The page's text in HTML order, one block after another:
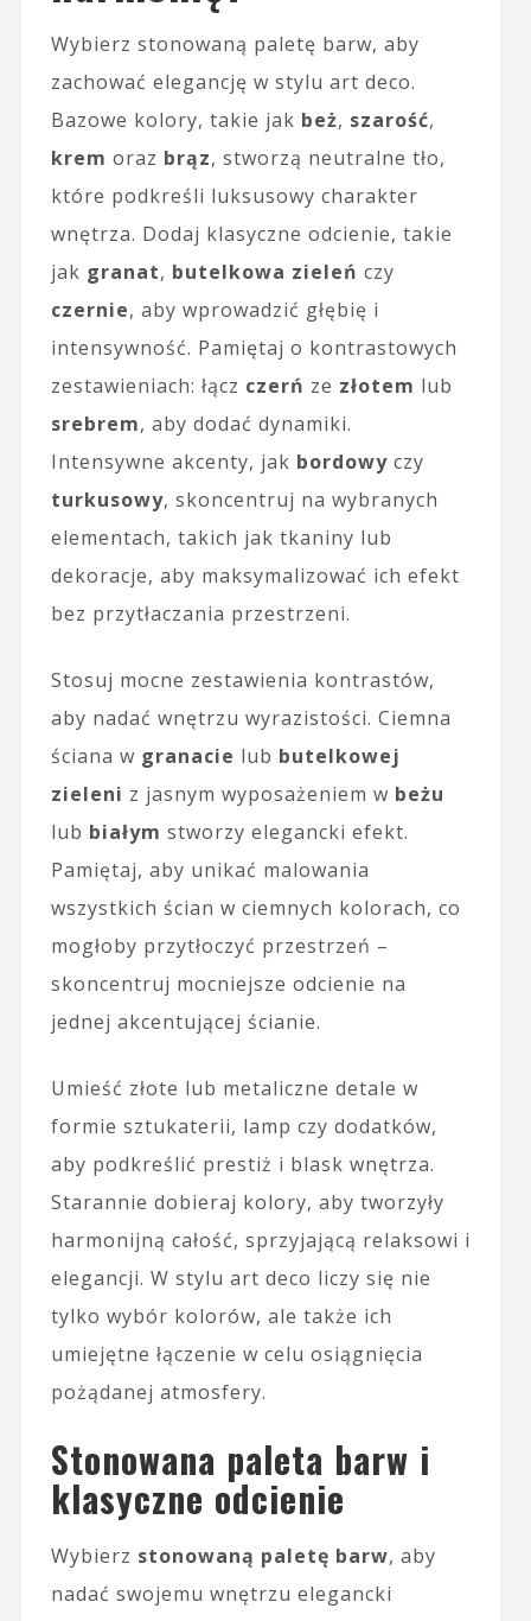
Wybierz stonowaną paletę barw, aby
zachować elegancję w stylu art deco.
Bazowe kolory, takie jak beż, szarość,
krem oraz brąz, stworzą neutralne tło,
które podkreśli luksusowy charakter
wnętrza. Dodaj klasyczne odcienie, takie
jak granat, butelkowa zieleń czy
czernie, aby wprowadzić głębię i
intensywność. Pamiętaj o kontrastowych
zestawieniach: łącz czerń ze złotem lub
srebrem, aby dodać dynamiki.
Intensywne akcenty, jak bordowyczy
turkusowy, skoncentruj na wybranych
elementach, takich jak tkaniny lub
dekoracje, aby maksymalizować ich efekt
bez przytłaczania przestrzeni.
Stosuj mocne zestawienia kontrastów,
aby nadać wnętrzu wyrazistości. Ciemna
ściana w granacie lub butelkowej
zieleni z jasnym wyposażeniem w beżu
lub białym stworzy elegancki efekt.
Pamiętaj, aby unikać malowania
wszystkich ścian w ciemnych kolorach, co
mogłoby przytłoczyć przestrzeń –
skoncentruj mocniejsze odcienie na
jednej akcentującej ścianie.
Umieść złote lub metaliczne detale w
formie sztukaterii, lamp czy dodatków,
aby podkreślić prestiż i blask wnętrza.
Starannie dobieraj kolory, aby tworzyły
harmonijną całość, sprzyjającą relaksowi i
elegancji. W stylu art deco liczy się nie
tylko wybór kolorów, ale także ich
umiejętne łączenie w celu osiągnięcia
pożądanej atmosfery.
Stonowana paleta barw i
klasyczne odcienie
Wybierz stonowaną paletę barw, aby
nadać swojemu wnętrzu elegancki